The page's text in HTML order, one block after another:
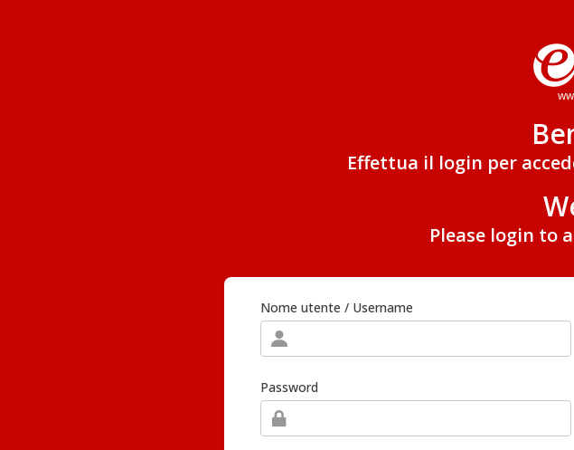
Effettua il login per
Please login to
Nome utente / Username
Password